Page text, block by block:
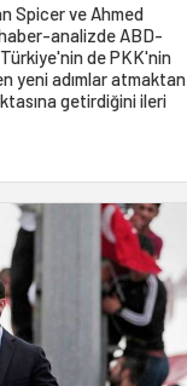
Spicer ve Ahmed
haber-analizde ABD-
Türkiye'nin de PKK'nin
yeni adımlar atmaktan
getirdiğini ileri